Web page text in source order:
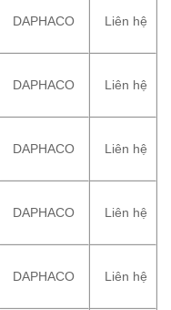
DAPHACO Liên hệ
DAPHACO Liên hệ
DAPHACO Liên hệ
DAPHACO Liên hệ
DAPHACO Liên hệ